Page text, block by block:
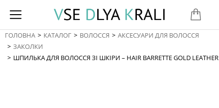
You are here:
ГОЛОВНА КАТАЛОГ ВОЛОССЯ
АКСЕСУАРИ ДЛЯ ВОЛОССЯ
ЗАКОЛКИ
ШПИЛЬКА ДЛЯ ВОЛОССЯ ЗІ ШКІРИ – HAIR BARRETTE GOLD LEATHER